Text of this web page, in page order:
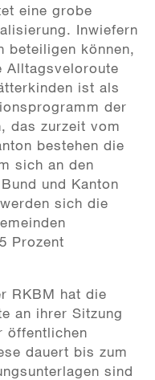
eine grobe
Inwiefern
beteiligen können,
Alltagsveloroute
ist als
der
das zurzeit vom
bestehen die
sich an den
und Kanton
sich die
Prozent
RKBM hat die
an ihrer Sitzung
öffentlichen
dauert bis zum
sind